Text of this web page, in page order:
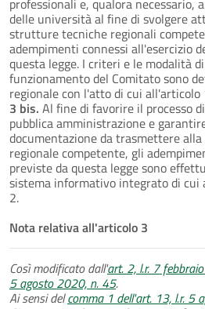
delle università al fine di svolgere
strutture tecniche regionali
adempimenti connessi all'esercizio
questa legge. I criteri e le modalità
funzionamento del Comitato sono
regionale con l'atto di cui all'articolo
3 bis. Al fine di favorire il processo
pubblica amministrazione e
documentazione da trasmettere
regionale competente, gli
previste da questa legge sono
sistema informativo integrato di cui
2.
Nota relativa all'articolo 3
Così modificato dall'art. 2, l.r. 7
5 agosto 2020, n. 45.
Ai sensi delcomma 1 dell'art. 13, l.r. 5